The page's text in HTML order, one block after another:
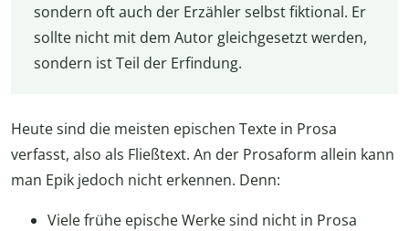
sondern oft auch der Erzähler selbst fiktional. Er
sollte nicht mit dem Autor gleichgesetzt werden,
sondern ist Teil der Erfindung.
Heute sind die meisten epischen Texte in Prosa
verfasst, also als Fließtext. An der Prosaform allein kann
man Epik jedoch nicht erkennen. Denn:
Viele frühe epische Werke sind nicht in Prosa